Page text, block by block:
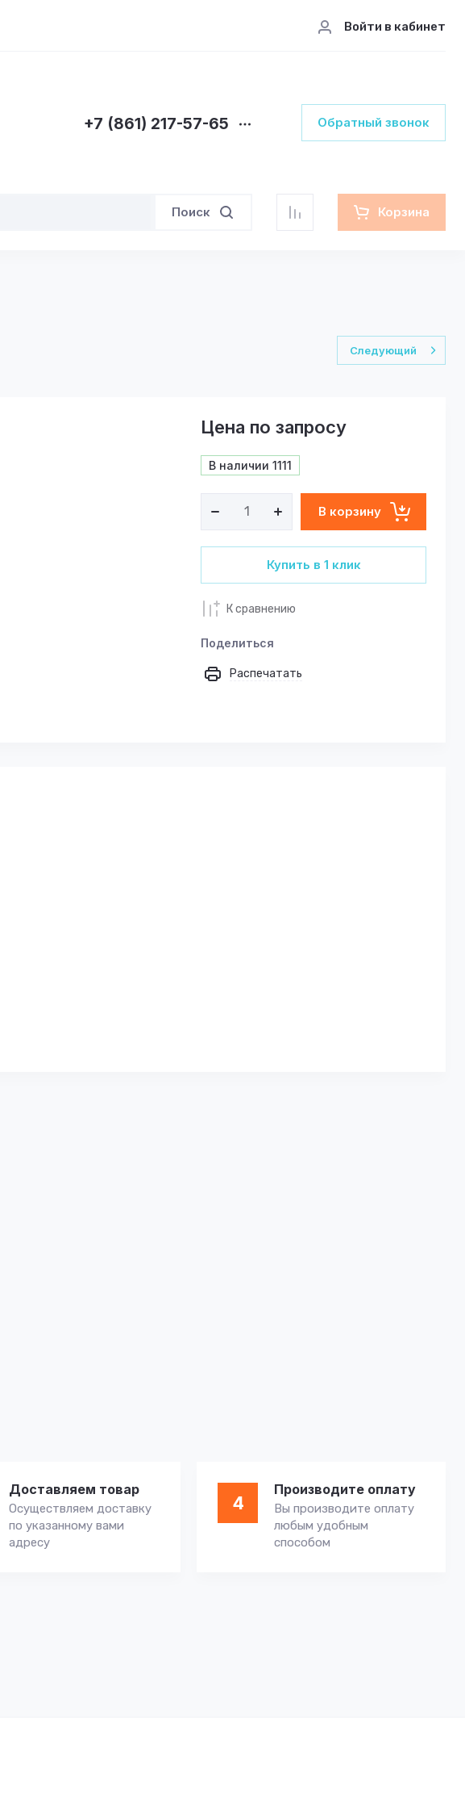
Войти в кабинет
+7 (861) 217-57-65 Обратный звонок
Поиск Корзина
Следующий
В наличии 1111
Цена по запросу
В корзину
Купить в 1 клик
К сравнению
Поделиться
Распечатать
Доставляем товар
Осуществляем доставку
по указанному вами
адресу
4
Производите оплату
Вы производите оплату
любым удобным
способом